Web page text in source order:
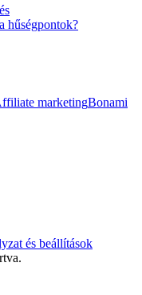
hűségpontok?
marketingBonami
és beállítások